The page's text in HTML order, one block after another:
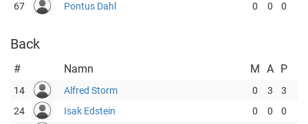
67
Pontus Dahl 0 0 0
Back
# Namn M A P
14 Alfred Storm 0 3
3
24
Isak Edstein 0 0
0